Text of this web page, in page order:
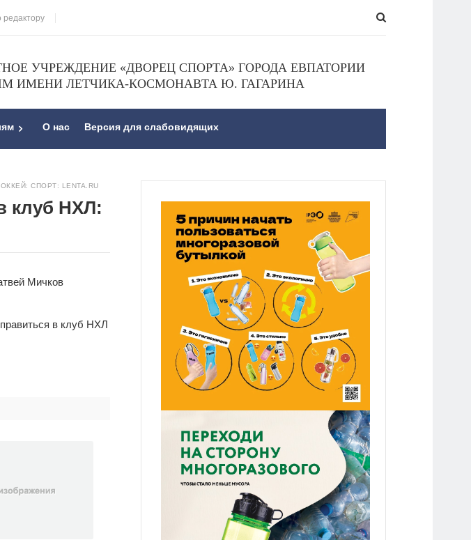
редактору
УЧРЕЖДЕНИЕ «ДВОРЕЦ СПОРТА» ГОРОДА ЕВПАТОРИИ
ИМЕНИ ЛЕТЧИКА-КОСМОНАВТА Ю. ГАГАРИНА
О нас Версия для слабовидящих
СПОРТ: LENTA.RU
клуб НХЛ:
Мичков
в клуб НХЛ